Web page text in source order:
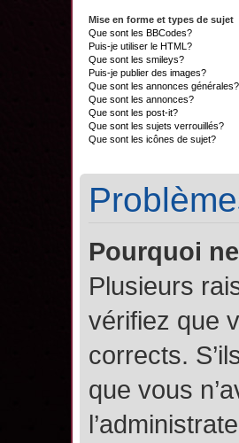
Mise en forme et types de sujet
Que sont les BBCodes?
Puis-je utiliser le HTML?
Que sont les smileys?
Puis-je publier des images?
Que sont les annonces générales?
Que sont les annonces?
Que sont les post-it?
Que sont les sujets verrouillés?
Que sont les icônes de sujet?
Pourquoi
Plusieurs
vérifiez que
corrects.
que vous